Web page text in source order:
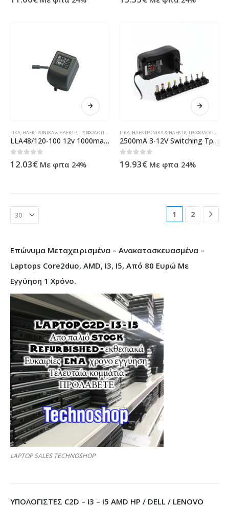
ΓΙΚΆ ΗΛΕΚΤΡΟΝΙΚΆ & ΗΛΕΚΤΡ ΤΡΟΦΟΔΟΤΙΚΆ ΤΡΟΦΟΔΟΤΙΚΆ,ΤΡΟΦΟΔΟΤΙΚΆ ΠΟΛΛΑΠΛΉΣ ΕΞ.
LLA48/120-100 12v 1000ma Σταθεροποιημένο Πακακι Μονής Εξόδου
0 out of 5
12.03€ Με φπα 24%
ΓΙΚΆ ΗΛΕΚΤΡΟΝΙΚΆ & ΗΛΕΚΤΡ ΤΡΟΦΟΔΟΤΙΚΆ
2500mA 3-12V Switching Τροφοδοτικό AC/DC
0 out of 5
19.93€ Με φπα 24%
1 2
Επώνυμα Μεταχειρισμένα – Ανακατασκευασμένα –
Laptops Core2duo, AMD, I3, I5, Από 80 Ευρώ Με
Εγγύηση 1 Χρόνο.
LAPTOP SALES TECHNOSHOP
ΥΠΟΛΟΓΙΣΤΕΣ C2D – I3 – I5 AMD HP / DELL / LENOVO